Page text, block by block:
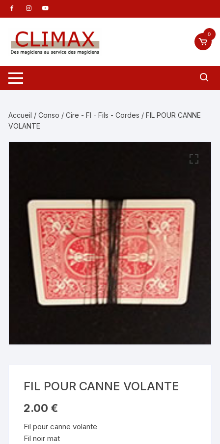
Aller
au
contenu
0
Accueil /Conso /Cire - FI - Fils - Cordes / FIL POUR CANNE
VOLANTE
FIL POUR CANNE VOLANTE
2.00 €
Fil pour canne volante
Fil noir mat